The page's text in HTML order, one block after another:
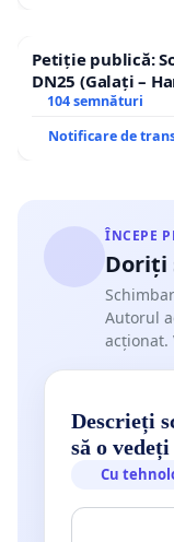
Petiție publică:
DN25 (Galați –
traseului în
104 semnături
Notificare de
ÎNCEPE
Doriți
Autorul
acționat.
Descrieți
să o vedeți
Cu